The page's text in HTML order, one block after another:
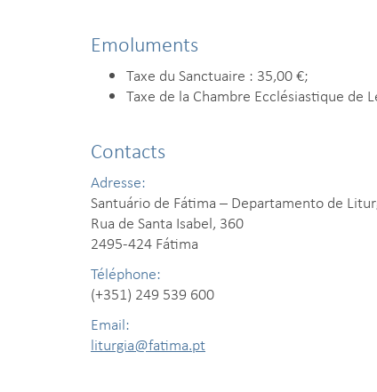
Emoluments
Taxe du Sanctuaire : 35,00 €;
Taxe de la Chambre Ecclésiastique de
Contacts
Adresse:
Santuário de Fátima – Departamento de
Rua de Santa Isabel, 360
2495-424 Fátima
Téléphone:
(+351) 249 539 600
Email:
liturgia@fatima.pt